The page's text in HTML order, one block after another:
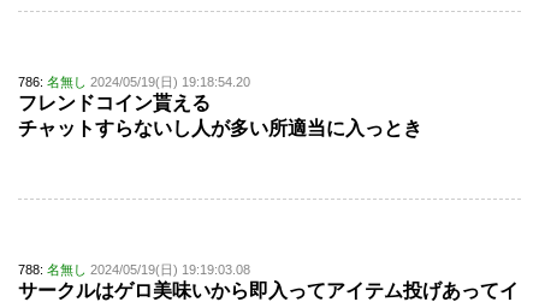
786: 名無し 2024/05/19(日) 19:18:54.20
フレンドコイン貰える
チャットすらないし人が多い所適当に入っとき
788: 名無し 2024/05/19(日) 19:19:03.08
サークルはゲロ美味いから即入ってアイテム投げあってイ